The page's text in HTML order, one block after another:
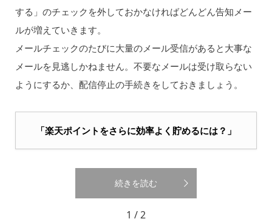
する」のチェックを外しておかなければどんどん告知メー
ルが増えていきます。
メールチェックのたびに大量のメール受信があると大事な
メールを見逃しかねません。不要なメールは受け取らない
ようにするか、配信停止の手続きをしておきましょう。
「楽天ポイントをさらに効率よく貯めるには？」
続きを読む
1 / 2